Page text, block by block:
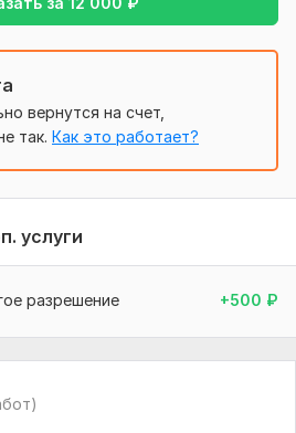
вернутся на счет,
так. Как это работает?
услуги
разрешение +500 ₽